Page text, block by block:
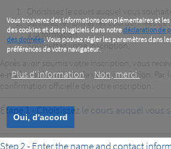
Vous trouverez des informations complémentaires et
des cookies et des plugiciels dans notredéclaration de
des données. Vous pouvez régler les paramètres dans
préférences de votre navigateur.
Plus d‘information Non, merci.
Oui, d'accord
Choisissez le cours auquel vous
Saisissez le nom et les coordonnées de
à la formation.
Soumettez votre inscription.
Après avoir soumis votre inscription, vous
e-mail avec les détails de votre inscription. Par
confirmation officielle de votre inscription.
Étape 1 - Choisissez le cours auquel vous
Step 2 - Enter the name and contact